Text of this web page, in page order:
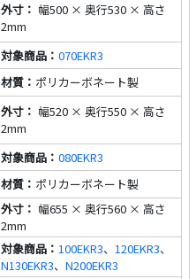
外寸： 幅500 × 奥行530 × 高さ
2mm
対象商品：070EKR3
材質： ポリカーボネート製
外寸： 幅520 × 奥行550 × 高さ
2mm
対象商品：080EKR3
材質： ポリカーボネート製
外寸： 幅655 × 奥行560 × 高さ
2mm
対象商品：100EKR3、120EKR3、
N130EKR3、N200EKR3